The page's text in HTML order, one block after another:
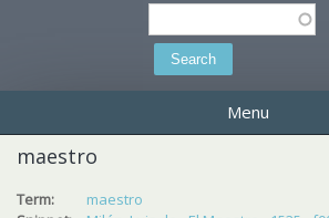
Search
Menu
maestro
Term:
maestro